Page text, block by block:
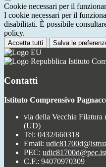
Cookie necessari per il
I cookie necessari per il
disabilitati. È possibile
policy.
Accetta tutti Salva le
Istituto
Contatti
Istituto Comprensivo
via della Vecchia
(UD)
Tel: 0432/660318
Email:
PEC:
C.F.: 94070970309